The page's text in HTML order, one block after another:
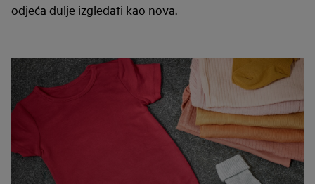
odjeća dulje izgledati kao nova.